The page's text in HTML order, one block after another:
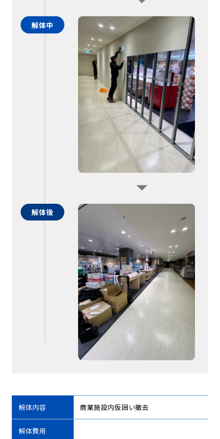
解体中
解体後
解体内容 商業施設内仮囲い撤去
解体費用